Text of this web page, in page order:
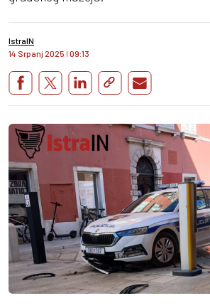
IstraIN
14 Srpanj 2025 I 09:13